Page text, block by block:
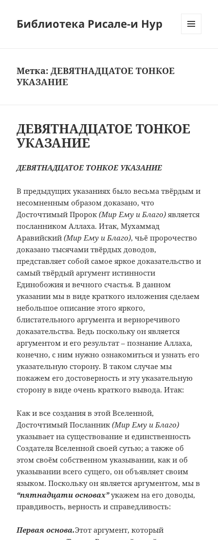
Библиотека Рисале-и Нур
Метка:ДЕВЯТНАДЦАТОЕ ТОНКОЕ
УКАЗАНИЕ
ДЕВЯТНАДЦАТОЕ ТОНКОЕ
УКАЗАНИЕ
ДЕВЯТНАДЦАТОЕ ТОНКОЕ УКАЗАНИЕ
В предыдущих указаниях было весьма твёрдым и
несомненным образом доказано, что
Досточтимый Пророк(Мир Ему и Благо)является
посланником Аллаха. Итак, Мухаммад
Аравийский(Мир Ему и Благо), чьё пророчество
доказано тысячами твёрдых доводов,
представляет собой самое яркое доказательство и
самый твёрдый аргумент истинности
Единобожия и вечного счастья. В данном
указании мы в виде краткого изложения сделаем
небольшое описание этого яркого,
блистательного аргумента и верноречивого
доказательства. Ведь поскольку он является
аргументом и его результат – познание Аллаха,
конечно, с ним нужно ознакомиться и узнать его
указательную сторону. В таком случае мы
покажем его достоверность и эту указательную
сторону в виде очень краткого вывода. Итак:
Как и все создания в этой Вселенной,
Досточтимый Посланник(Мир Ему и Благо)
указывает на существование и единственность
Создателя Вселенной своей сутью; а также об
этом своём собственном указывании, как и об
указывании всего сущего, он объявляет своим
языком. Поскольку он является аргументом, мы в
“пятнадцати основах”укажем на его доводы,
правдивость, верность и справедливость:
Первая основа.Этот аргумент, который